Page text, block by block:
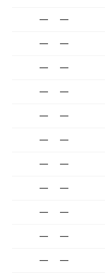
—
—
—
—
—
—
—
—
—
—
—
—
—
—
—
—
—
—
—
—
—
—